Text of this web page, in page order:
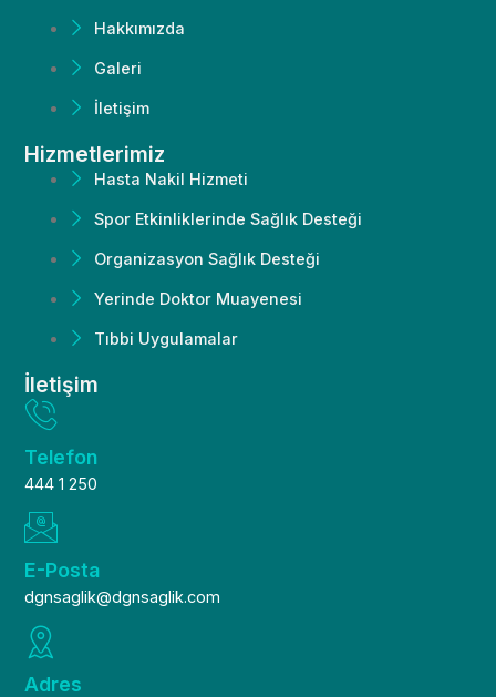
Hakkımızda
Galeri
İletişim
Hizmetlerimiz
Hasta Nakil Hizmeti
Spor Etkinliklerinde Sağlık Desteği
Organizasyon Sağlık Desteği
Yerinde Doktor Muayenesi
Tıbbi Uygulamalar
İletişim
Telefon
444 1 250
E-Posta
dgnsaglik@dgnsaglik.com
Adres